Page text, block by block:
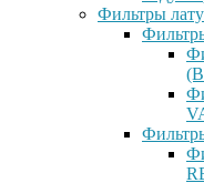
Фильтры